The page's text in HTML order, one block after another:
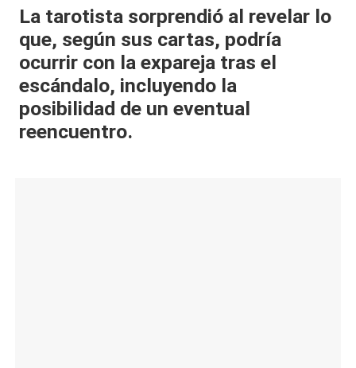
R
e
al
it
y
-
La tarotista sorprendió al revelar lo
que, según sus cartas, podría
ocurrir con la expareja tras el
escándalo, incluyendo la
posibilidad de un eventual
reencuentro.